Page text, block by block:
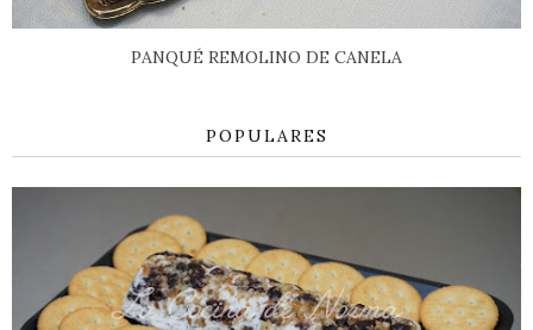
PANQUÉ REMOLINO DE CANELA
POPULARES